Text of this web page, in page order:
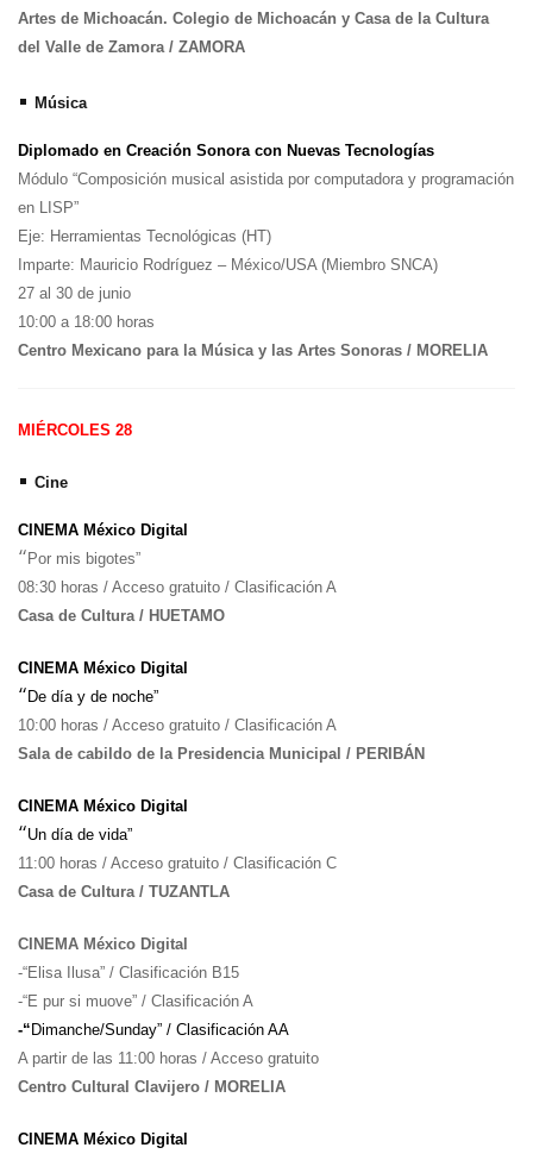
Artes de Michoacán. Colegio de Michoacán y Casa de la Cultura
del Valle de Zamora / ZAMORA
• Música
Diplomado en Creación Sonora con Nuevas Tecnologías
Módulo “Composición musical asistida por computadora y programación
en LISP”
Eje: Herramientas Tecnológicas (HT)
Imparte: Mauricio Rodríguez – México/USA (Miembro SNCA)
27 al 30 de junio
10:00 a 18:00 horas
Centro Mexicano para la Música y las Artes Sonoras / MORELIA
MIÉRCOLES 28
• Cine
CINEMA México Digital
“ Por mis bigotes”
08:30 horas / Acceso gratuito / Clasificación A
Casa de Cultura / HUETAMO
CINEMA México Digital
“ De día y de noche”
10:00 horas / Acceso gratuito / Clasificación A
Sala de cabildo de la Presidencia Municipal / PERIBÁN
CINEMA México Digital
“Un día de vida”
11:00 horas / Acceso gratuito / Clasificación C
Casa de Cultura / TUZANTLA
CINEMA México Digital
-“Elisa Ilusa” / Clasificación B15
-“E pur si muove” / Clasificación A
-“ Dimanche/Sunday” / Clasificación AA
A partir de las 11:00 horas / Acceso gratuito
Centro Cultural Clavijero / MORELIA
CINEMA México Digital